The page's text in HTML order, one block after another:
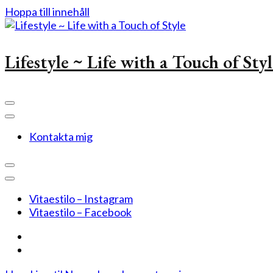
Hoppa till innehåll
Lifestyle ~ Life with a Touch of
Kontakta mig
Vitaestilo – Instagram
Vitaestilo – Facebook